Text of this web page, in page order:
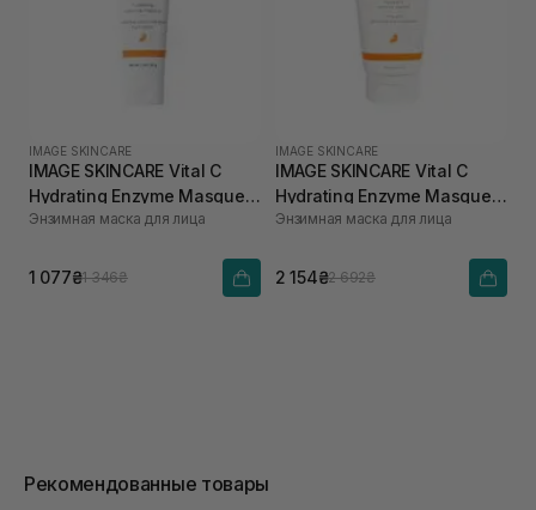
IMAGE SKINCARE
IMAGE SKINCARE Vital C
Hydrating Enzyme Masque
28 г
Энзимная маска для лица
1 077₴1 346₴
IMAGE SKINCARE
IMAGE SKINCARE Vital C
Hydrating Enzyme Masque
57 г
Энзимная маска для лица
2 154₴2 692₴
Рекомендованные товары